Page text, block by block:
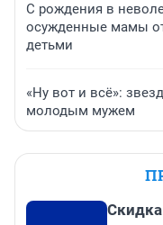
С рождения в
осужденные мамы
детьми
«Ну вот и всё»:
молодым мужем